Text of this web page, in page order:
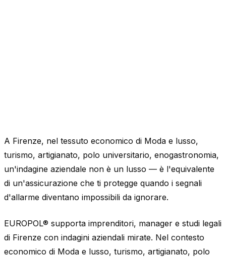
A Firenze, nel tessuto economico di Moda e lusso,
turismo, artigianato, polo universitario, enogastronomia,
un'indagine aziendale non è un lusso — è l'equivalente
di un'assicurazione che ti protegge quando i segnali
d'allarme diventano impossibili da ignorare.
EUROPOL® supporta imprenditori, manager e studi legali
di Firenze con indagini aziendali mirate. Nel contesto
economico di Moda e lusso, turismo, artigianato, polo